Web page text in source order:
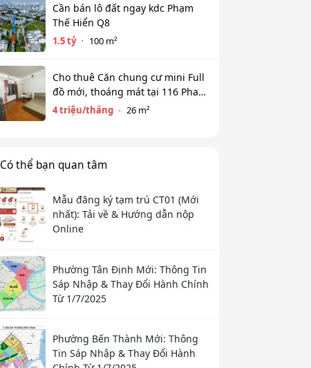
Cần bán lô đất ngay kdc Phạm
Thế Hiển Q8
1.5 tỷ 100 m²
Cho thuê Căn chung cư mini Full
đồ mới, thoáng mát tại 116 Phan
Kế Bính, Ba Đình. Chỉ 4 tr
4 triệu/tháng 26 m²
Có thể bạn quan tâm
Mẫu đăng ký tạm trú CT01 (Mới
nhất): Tải về & Hướng dẫn nộp
Online
Phường Tân Định Mới: Thông Tin
Sáp Nhập & Thay Đổi Hành Chính
Từ 1/7/2025
Phường Bến Thành Mới: Thông
Tin Sáp Nhập & Thay Đổi Hành